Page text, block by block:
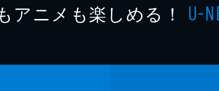
アニメも楽しめる！ U-